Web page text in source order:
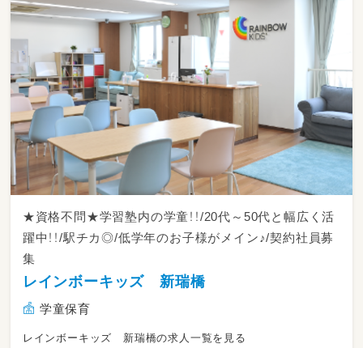
★資格不問★学習塾内の学童！！/20代～50代と幅広く活
躍中！！/駅チカ◎/低学年のお子様がメイン♪/契約社員募
集
レインボーキッズ 新瑞橋
学童保育
レインボーキッズ 新瑞橋の求人一覧を見る